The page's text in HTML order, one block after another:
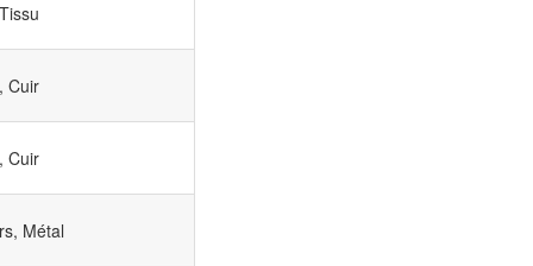
Cuir
Cuir
Métal